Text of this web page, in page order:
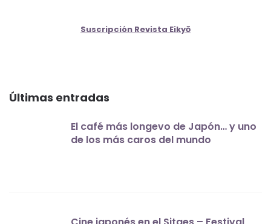
Suscripción Revista Eikyō
Últimas entradas
El café más longevo de Japón… y uno
de los más caros del mundo